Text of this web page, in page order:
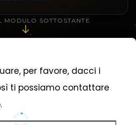
MODULO SOTTOSTANTE
per favore, dacci i
ti possiamo contattare